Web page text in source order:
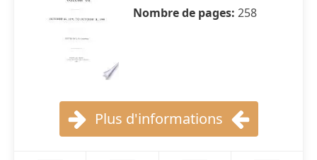
Nombre de pages: 258
Plus d'informations